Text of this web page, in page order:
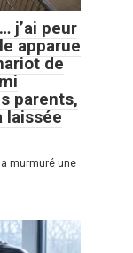
j’ai peur
apparue
de
parents,
laissée
murmuré une